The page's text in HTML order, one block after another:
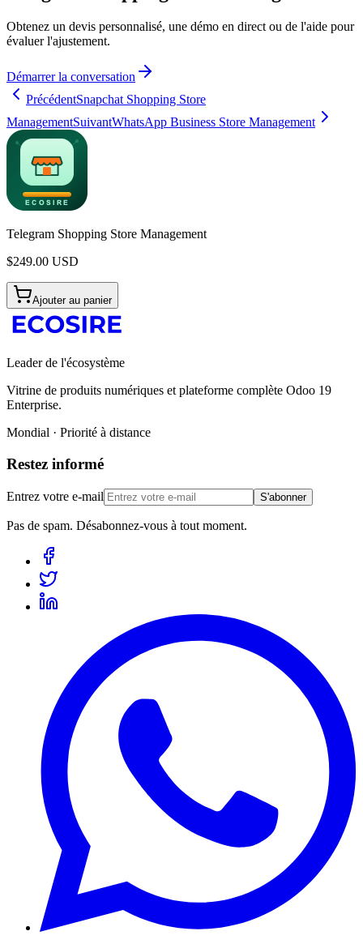
Obtenez un devis personnalisé, une démo en direct ou de l'aide pour
évaluer l'ajustement.
Démarrer la conversation
PrécédentSnapchat Shopping Store
ManagementSuivantWhatsApp Business Store Management
Telegram Shopping Store Management
$249.00 USD
Ajouter au panier
Leader de l'écosystème
Vitrine de produits numériques et plateforme complète Odoo 19
Enterprise.
Mondial · Priorité à distance
Restez informé
Entrez votre e-mail S'abonner
Pas de spam. Désabonnez-vous à tout moment.